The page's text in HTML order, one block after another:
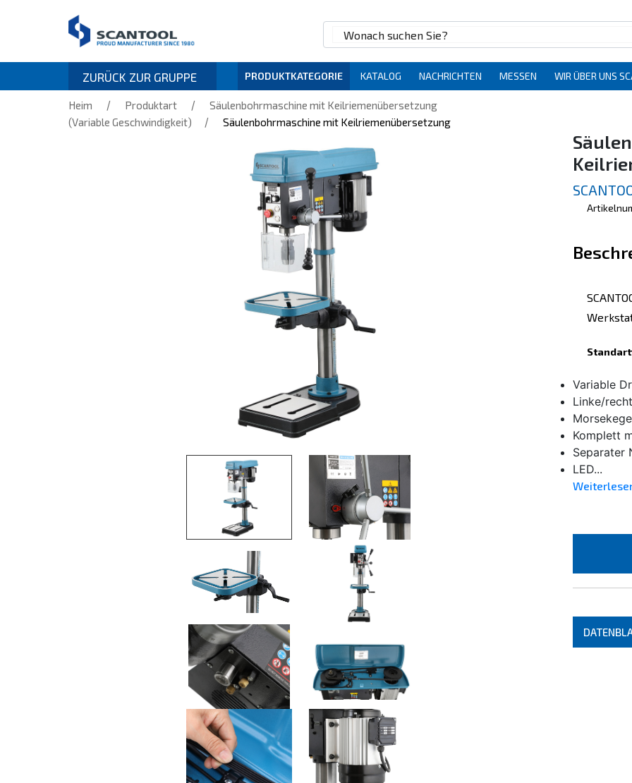
ZURÜCK ZUR GRUPPE PRODUKTKATEGORIE KATALOG NACHRICHTEN MESSEN WIR ÜBER UNS
Heim / Produktart /
Säulenbohrmaschine mit Keilriemenübersetzung
(Variable Geschwindigkeit)
/ Säulenbohrmaschine mit Keilriemenübersetzung
Variable
Linke/
Komplett
Separater
LED...